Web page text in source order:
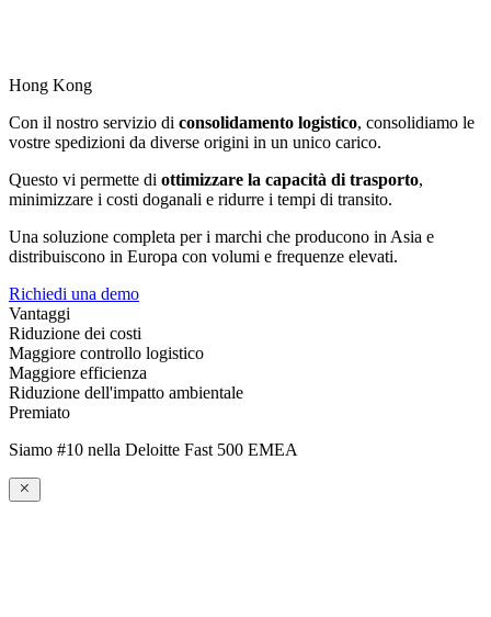
Hong Kong
Con il nostro servizio di consolidamento logistico, consolidiamo le
vostre spedizioni da diverse origini in un unico carico.
Questo vi permette di ottimizzare la capacità di trasporto,
minimizzare i costi doganali e ridurre i tempi di transito.
Una soluzione completa per i marchi che producono in Asia e
distribuiscono in Europa con volumi e frequenze elevati.
Richiedi una demo
Vantaggi
Riduzione dei costi
Maggiore controllo logistico
Maggiore efficienza
Riduzione dell'impatto ambientale
Premiato
Siamo #10 nella Deloitte Fast 500 EMEA